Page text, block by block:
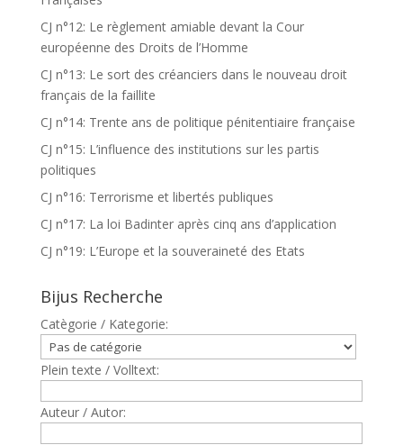
CJ n°12: Le règlement amiable devant la Cour
européenne des Droits de l’Homme
CJ n°13: Le sort des créanciers dans le nouveau droit
français de la faillite
CJ n°14: Trente ans de politique pénitentiaire française
CJ n°15: L’influence des institutions sur les partis
politiques
CJ n°16: Terrorisme et libertés publiques
CJ n°17: La loi Badinter après cinq ans d’application
CJ n°19: L’Europe et la souveraineté des Etats
Bijus Recherche
Catègorie / Kategorie:
Plein texte / Volltext:
Auteur / Autor: